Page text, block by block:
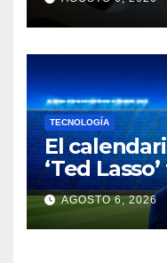
anteriores,
victoria
TECNOLOGÍA
El
‘Ted
explicado:
episodios y
estreno
AGOSTO 6, 2026